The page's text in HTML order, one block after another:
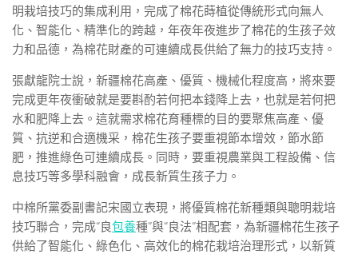
明栽培技巧的集成利用，完成了棉花蒔植從傳統形式向無人
化、智能化、精準化的跨越，年夜年夜進步了棉花的生孩子效
力和品德，為棉花財產的可連續成長供給了無力的技巧支持。
張獻龍院士說，新疆棉花高產、優質、機械化程度高，將來要
完成更年夜衝破就是要斟酌若何把本錢降上去，也就是若何把
水和肥降上去。這就需求棉花育種標的目的要聚焦高產、優
質、抗逆和合適機采，棉花生孩子要重視節本增效，節水節
肥，推進綠色可連續成長。同時，要重視農業與工程設備、信
息技巧等多學科融會，成長新質生孩子力。
中棉所黨委副書記宋國立表現，將優質棉花新種類與聰明栽培
技巧聯合，完成“良包養種”與“良法”相配套，為新疆棉花生孩子
供給了智能化、綠色化、高效化的棉花栽培治理形式，以新質